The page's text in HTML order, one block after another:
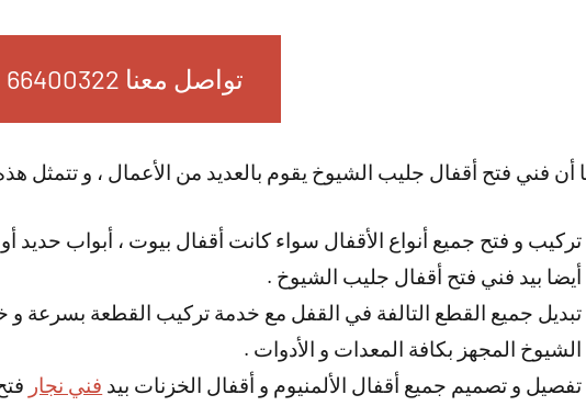
تواصل معنا 66400322
أن فني فتح أقفال جليب الشيوخ يقوم بالعديد من الأعمال ، و تتمثل
تركيب و فتح جميع أنواع الأقفال سواء كانت أقفال بيوت ، أبواب حديد
أيضا بيد فني فتح أقفال جليب الشيوخ .
تبديل جميع القطع التالفة في القفل مع خدمة تركيب القطعة بسرعة و
الشيوخ المجهز بكافة المعدات و الأدوات .
تفصيل و تصميم جميع أقفال الألمنيوم و أقفال الخزنات بيد فني نجار